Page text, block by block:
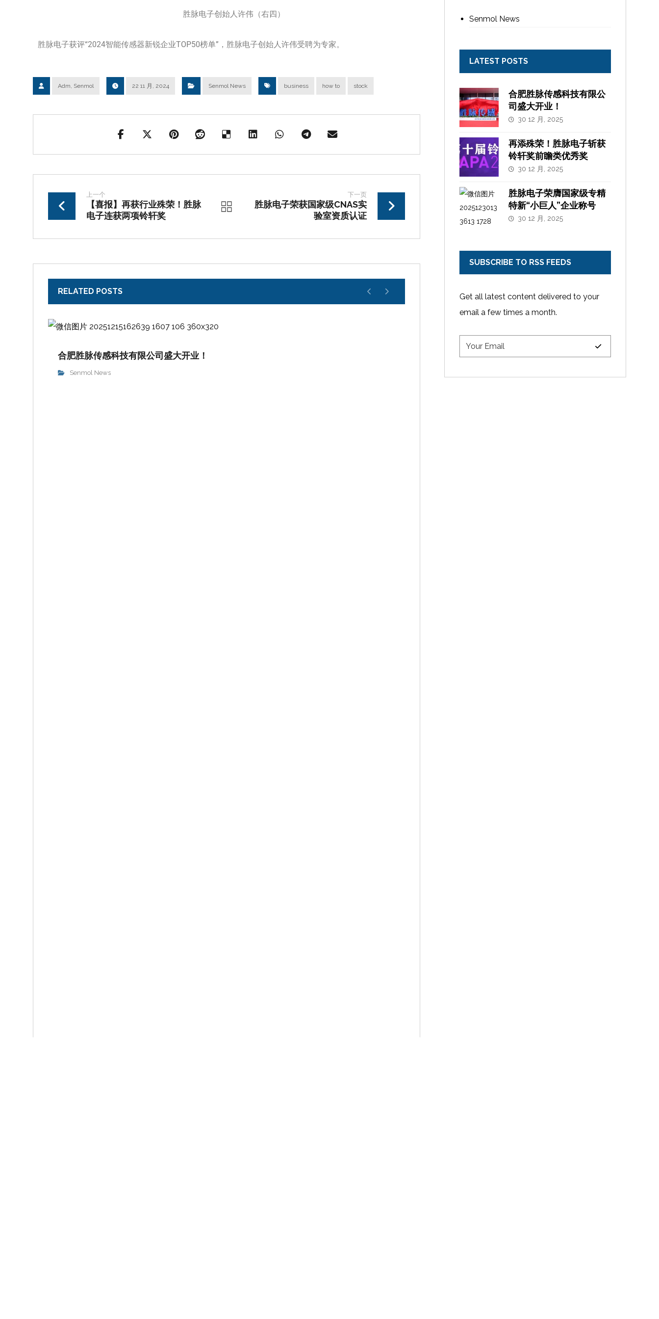
胜脉电子创始人许伟（右四）
胜脉电子获评“2024智能传感器新锐企业TOP50榜单”，胜脉电子创始人许伟受聘为专家。
Adm, Senmol 22 11 月, 2024 Senmol News business how to stock
上一个
【喜报】再获行业殊荣！胜脉
电子连获两项铃轩奖
下一页
胜脉电子荣获国家级CNAS实
验室资质认证
RELATED POSTS
合肥胜脉传感科技有限公司盛大开业！
Senmol News
Senmol News
LATEST POSTS
合肥胜脉传感科技有限公
司盛大开业！
30 12 月, 2025
再添殊荣！胜脉电子斩获
铃轩奖前瞻类优秀奖
30 12 月, 2025
胜脉电子荣膺国家级专精
特新“小巨人”企业称号
30 12 月, 2025
SUBSCRIBE TO RSS FEEDS
Get all latest content delivered to your
email a few times a month.